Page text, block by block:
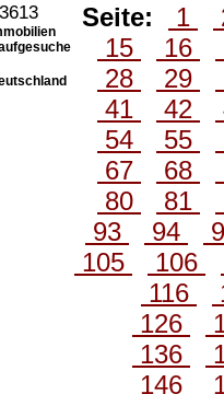
Seite: 1
15
16
28
29
41
42
54
55
67
68
80
81
93
94
105
106
116
126
136
146